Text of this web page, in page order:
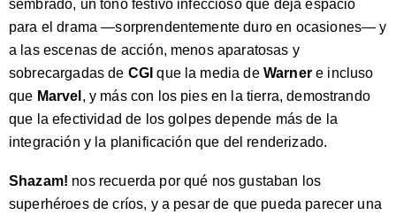
sembrado, un tono festivo infeccioso que deja espacio
para el drama —sorprendentemente duro en ocasiones— y
a las escenas de acción, menos aparatosas y
sobrecargadas de CGI que la media de Warnere incluso
que Marvel , y más con los pies en la tierra, demostrando
que la efectividad de los golpes depende más de la
integración y la planificación que del renderizado.
Shazam! nos recuerda por qué nos gustaban los
superhéroes de críos, y a pesar de que pueda parecer una